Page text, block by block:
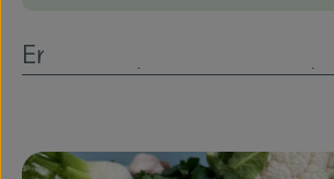
Entdecke passende Rezepte